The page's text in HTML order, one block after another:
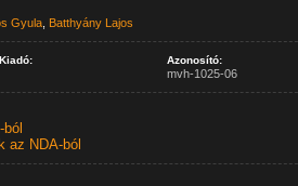
Gyula Batthyány Lajos
Kiadó: Azonosító:
mvh-1025-06
az NDA-ból